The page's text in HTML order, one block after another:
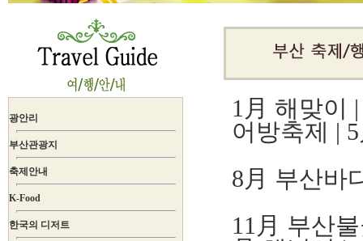
광안리
부산관광지
축제안내
K-Food
한국의 디저트
1月 해맞이
어방축제 |
8月 부산바
11月 부산